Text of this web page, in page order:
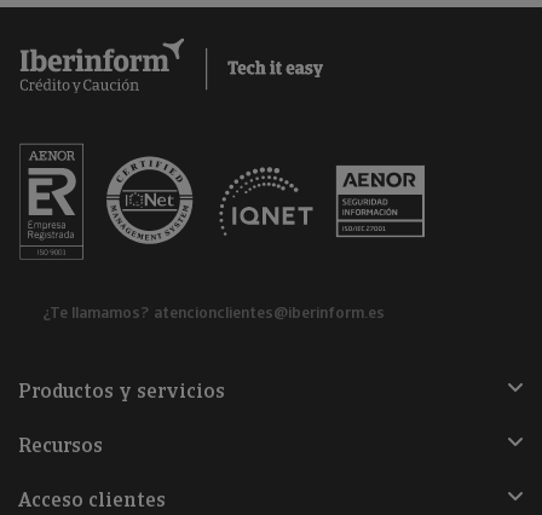
¿Te llamamos? atencionclientes@iberinform.es
Productos y servicios
Recursos
Acceso clientes